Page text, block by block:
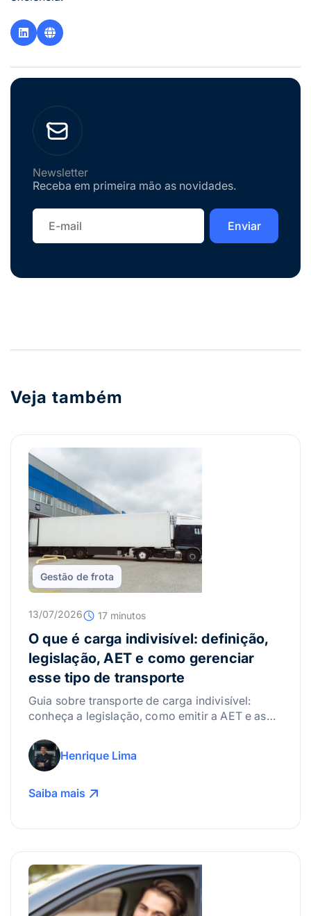
Newsletter
Receba em primeira mão as novidades.
Veja também
Gestão de frota
13/07/2026 17 minutos
O que é carga indivisível: definição,
legislação, AET e como gerenciar
esse tipo de transporte
Guia sobre transporte de carga indivisível:
conheça a legislação, como emitir a AET e as
Henrique Lima
Saiba mais